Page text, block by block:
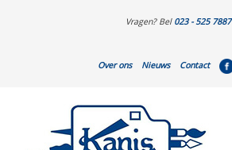
Vragen? Bel 023 - 525 7887
Over ons Nieuws Contact